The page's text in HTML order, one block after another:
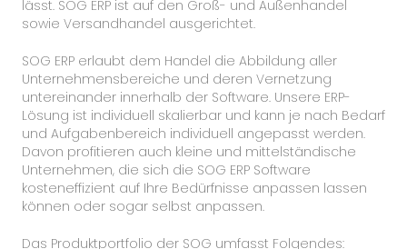
lässt. SOG ERP ist auf den Groß- und Außenhandel
sowie Versandhandel ausgerichtet.
SOG ERP erlaubt dem Handel die Abbildung aller
Unternehmensbereiche und deren Vernetzung
untereinander innerhalb der Software. Unsere ERP-
Lösung ist individuell skalierbar und kann je nach Bedarf
und Aufgabenbereich individuell angepasst werden.
Davon profitieren auch kleine und mittelständische
Unternehmen, die sich die SOG ERP Software
kosteneffizient auf Ihre Bedürfnisse anpassen lassen
können oder sogar selbst anpassen.
Das Produktportfolio der SOG umfasst Folgendes: